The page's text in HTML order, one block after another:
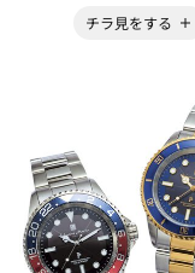
チラ見をする